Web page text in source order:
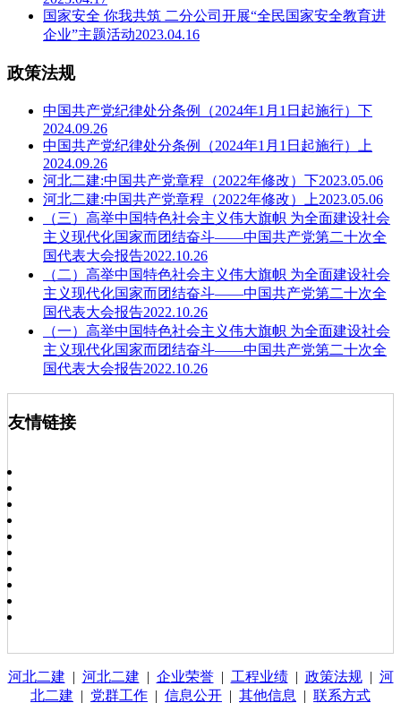
国家安全 你我共筑 二分公司开展“全民国家安全教育进
企业”主题活动2023.04.16
政策法规
中国共产党纪律处分条例（2024年1月1日起施行）下
2024.09.26
中国共产党纪律处分条例（2024年1月1日起施行）上
2024.09.26
河北二建:中国共产党章程（2022年修改）下2023.05.06
河北二建:中国共产党章程（2022年修改）上2023.05.06
（三）高举中国特色社会主义伟大旗帜 为全面建设社会
主义现代化国家而团结奋斗——中国共产党第二十次全
国代表大会报告2022.10.26
（二）高举中国特色社会主义伟大旗帜 为全面建设社会
主义现代化国家而团结奋斗——中国共产党第二十次全
国代表大会报告2022.10.26
（一）高举中国特色社会主义伟大旗帜 为全面建设社会
主义现代化国家而团结奋斗——中国共产党第二十次全
国代表大会报告2022.10.26
友情链接
河北二建 | 河北二建 | 企业荣誉| 工程业绩| 政策法规| 河
北二建 | 党群工作 | 信息公开 | 其他信息 | 联系方式